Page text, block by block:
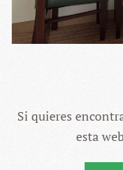
Si quieres
esta